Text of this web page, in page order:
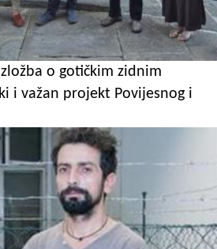
o gotičkim zidnim
i važan projekt Povijesnog i